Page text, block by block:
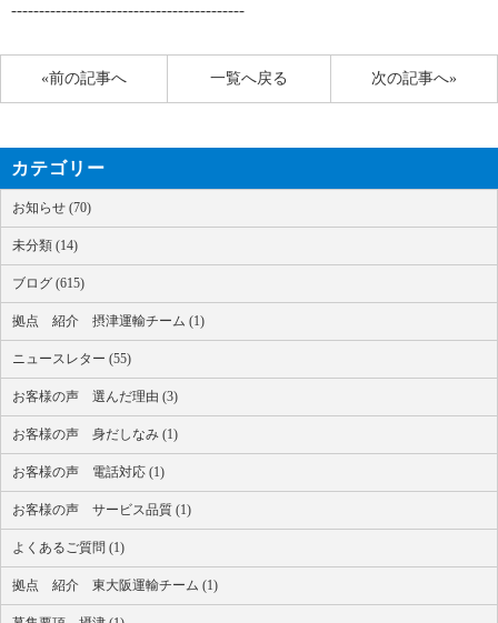
------------------------------------------
«前の記事へ 次の記事へ»
一覧へ戻る
カテゴリー
お知らせ (70)
未分類 (14)
ブログ (615)
拠点 紹介 摂津運輸チーム (1)
ニュースレター (55)
お客様の声 選んだ理由 (3)
お客様の声 身だしなみ (1)
お客様の声 電話対応 (1)
お客様の声 サービス品質 (1)
よくあるご質問 (1)
拠点 紹介 東大阪運輸チーム (1)